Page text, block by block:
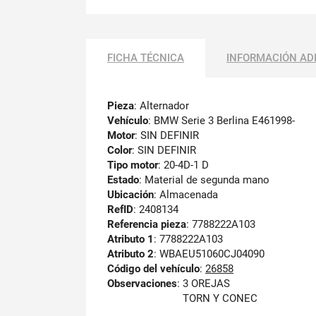
FICHA TÉCNICA INFORMACIÓN
Pieza: Alternador
Vehículo: BMW Serie 3 Berlina E461998-
Motor: SIN DEFINIR
Color: SIN DEFINIR
Tipo motor: 20-4D-1 D
Estado: Material de segunda mano
Ubicación: Almacenada
RefID: 2408134
Referencia pieza: 7788222A103
Atributo 1 : 7788222A103
Atributo 2: WBAEU51060CJ04090
Código del vehículo: 26858
Observaciones: 3 OREJAS
TORN Y CONEC